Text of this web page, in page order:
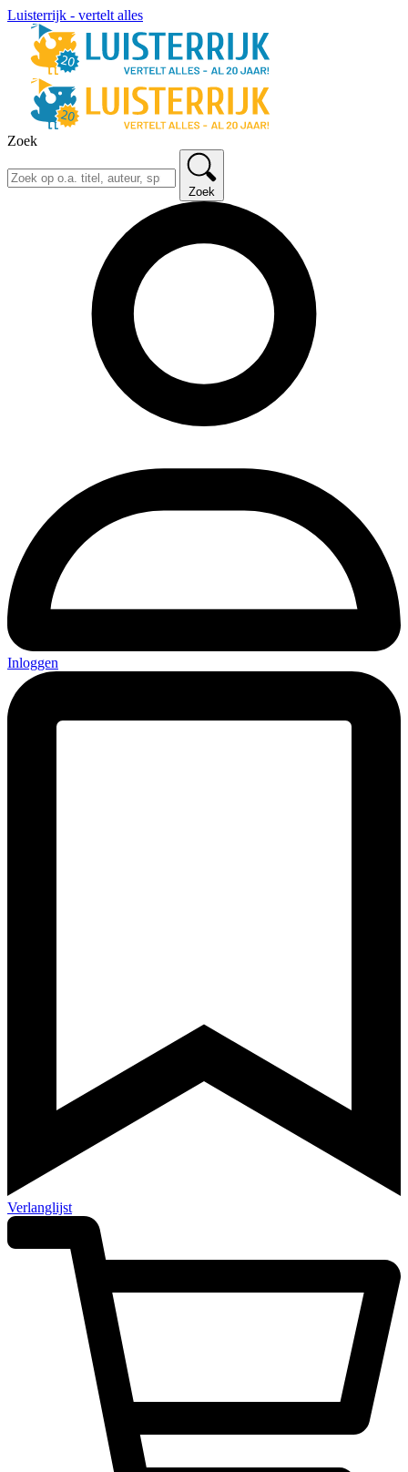
Luisterrijk - vertelt alles
Zoek
Zoek
Inloggen
Verlanglijst